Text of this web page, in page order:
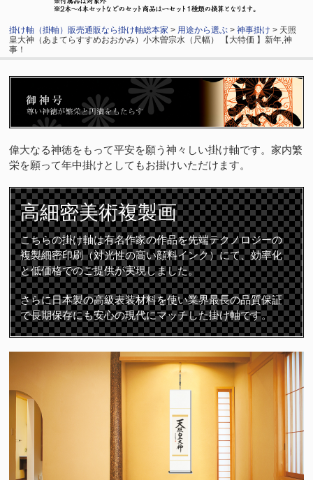
掛け軸（掛軸）販売通販なら掛け軸総本家 > 用途から選ぶ >神事掛け > 天照
皇大神（あまてらすすめおおかみ）小木曽宗水（尺幅） 【大特価 】新年,神
事！
偉大なる神徳をもって平安を願う神々しい掛け軸です。家内繁
栄を願って年中掛けとしてもお掛けいただけます。
高細密美術複製画
こちらの掛け軸は有名作家の作品を先端テクノロジーの
複製細密印刷（対光性の高い顔料インク）にて、効率化
と低価格でのご提供が実現しました。
さらに日本製の高級表装材料を使い業界最長の品質保証
で長期保存にも安心の現代にマッチした掛け軸です。